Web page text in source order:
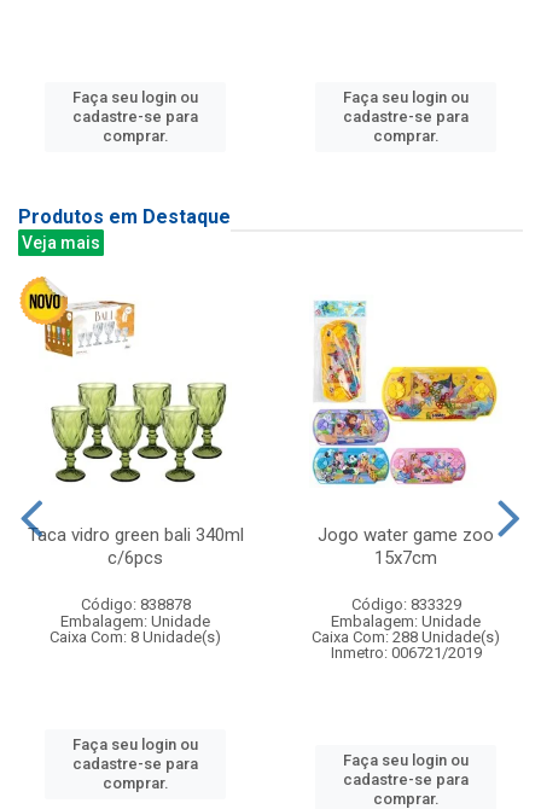
Faça seu login ou
cadastre-se para
comprar.
Faça seu login ou
cadastre-se para
comprar.
Produtos em Destaque
Veja mais
Taca vidro green bali 340ml
c/6pcs
Código: 838878
Embalagem: Unidade
Caixa Com: 8 Unidade(s)
Faça seu login ou
cadastre-se para
comprar.
Jogo water game zoo
15x7cm
Código: 833329
Embalagem: Unidade
Caixa Com: 288 Unidade(s)
Inmetro: 006721/2019
Faça seu login ou
cadastre-se para
comprar.